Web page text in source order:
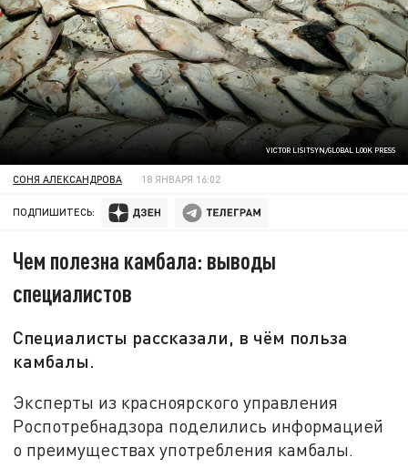
VICTOR LISITSYN/GLOBAL LOOK PRESS
СОНЯ АЛЕКСАНДРОВА 18 ЯНВАРЯ 16:02
ПОДПИШИТЕСЬ:
Чем полезна камбала: выводы
специалистов
Специалисты рассказали, в чём польза
камбалы.
Эксперты из красноярского управления
Роспотребнадзора поделились информацией
о преимуществах употребления камбалы.